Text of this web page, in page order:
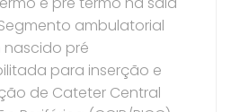
ambulatorial
pré
para inserção e
de Cateter Central